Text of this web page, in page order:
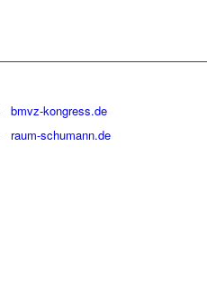
bmvz-kongress.de
raum-schumann.de